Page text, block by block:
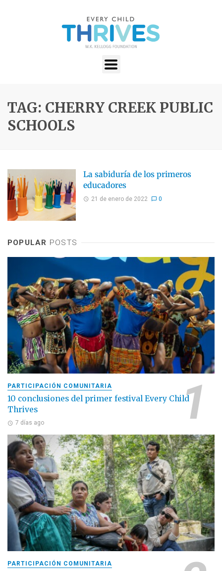
TAG: CHERRY CREEK PUBLIC
SCHOOLS
La sabiduría de los primeros
educadores
21 de enero de 2022 0
POPULAR POSTS
PARTICIPACIÓN COMUNITARIA
10 conclusiones del primer festival Every Child
Thrives
7 días ago
PARTICIPACIÓN COMUNITARIA